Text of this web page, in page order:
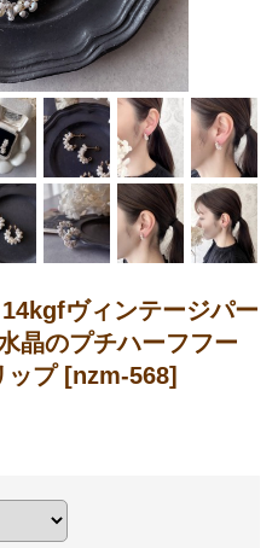
ヴィンテージパー
晶のプチハーフフー
ップ [nzm-568]